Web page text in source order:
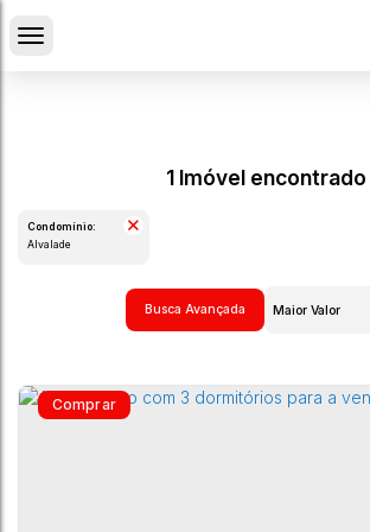
1 Imóvel encontrado
Condomínio:
Alvalade
Busca Avançada